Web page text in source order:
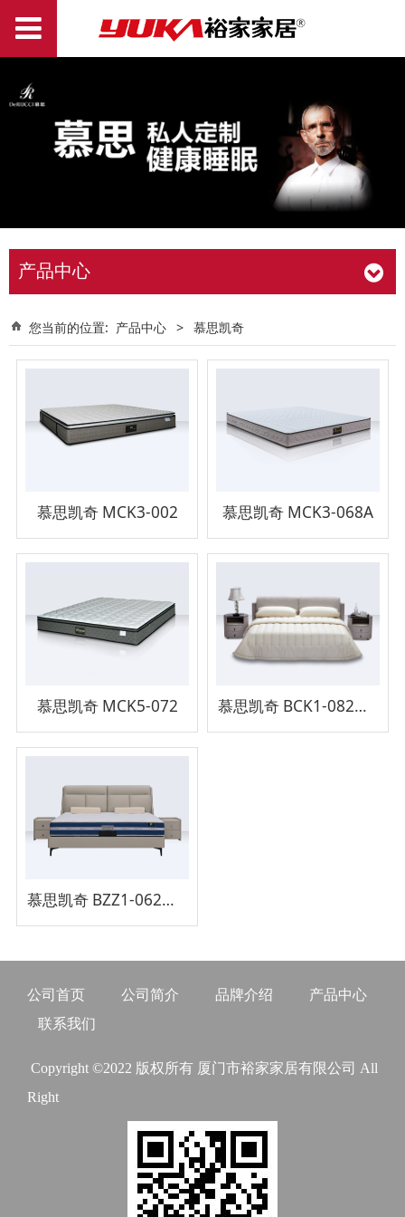
产品中心
您当前的位置: 产品中心 > 慕思凯奇
慕思凯奇 MCK3-002 慕思凯奇 MCK3-068A
慕思凯奇 MCK5-072 慕思凯奇 BCK1-082床架
慕思凯奇 BZZ1-062床架
公司首页 公司简介 品牌介绍
产品中心
联系我们
Copyright ©2022 版权所有 厦门市裕家家居有限公司 All
Right